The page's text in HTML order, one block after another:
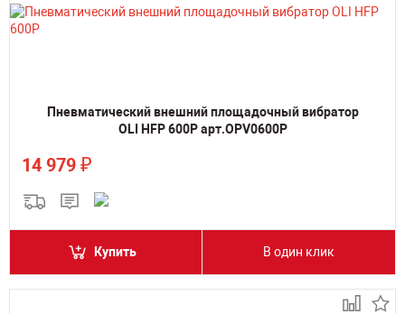
Пневматический внешний площадочный вибратор
OLI HFP 600P арт.OPV0600P
14 979 ₽
Купить В один клик